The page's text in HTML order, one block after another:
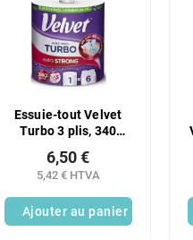
Essuie-tout Velvet
Turbo 3 plis, 340
rouleau
5,42 € HTVA
6,50 €
Ajouter au panier